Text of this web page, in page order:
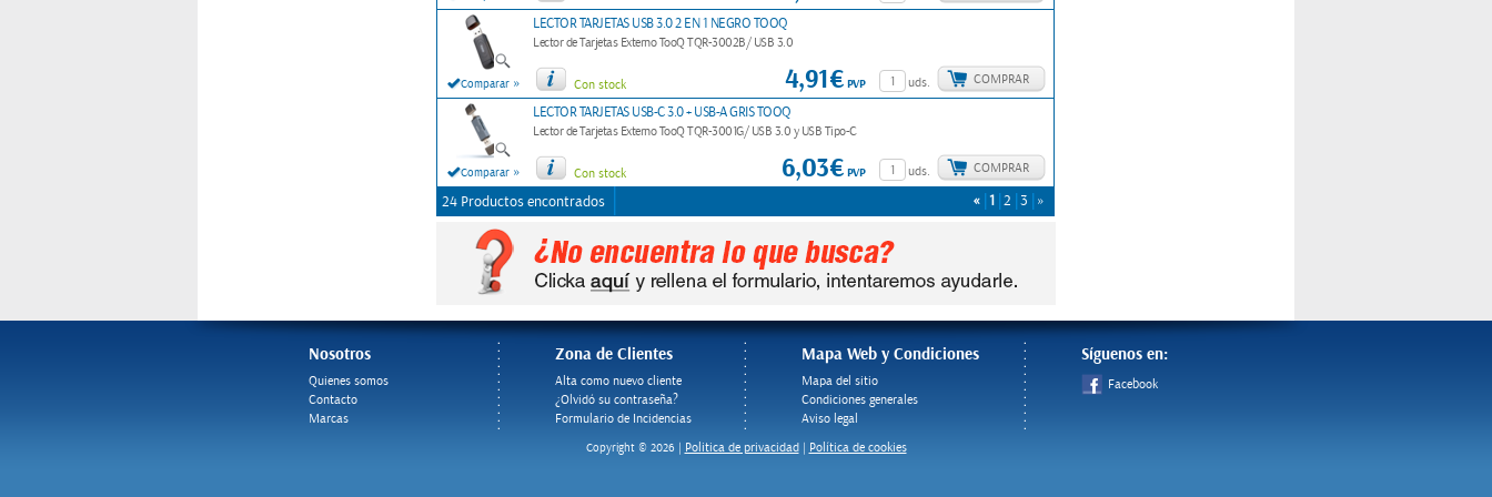
Comparar »
LECTOR TARJETAS USB 3.0 2 EN 1 NEGRO TOOQ
Lector de Tarjetas Externo TooQ TQR-3002B/ USB 3.0
Con stock uds. COMPRAR
4,91€PVP
Comparar »
LECTOR TARJETAS USB-C 3.0 + USB-A GRIS TOOQ
Lector de Tarjetas Externo TooQ TQR-3001G/ USB 3.0 y USB Tipo-C
Con stock uds. COMPRAR
6,03€PVP
24 Productos encontrados « 1 2 3 »
Nosotros
Quienes somos
Contacto
Marcas
Zona de Clientes
Alta como nuevo cliente
¿Olvidó su contraseña?
Formulario de Incidencias
Mapa Web y Condiciones
Mapa del sitio
Condiciones generales
Aviso legal
Síguenos en:
Facebook
Copyright © 2026 | Politica de privacidad Política de cookies